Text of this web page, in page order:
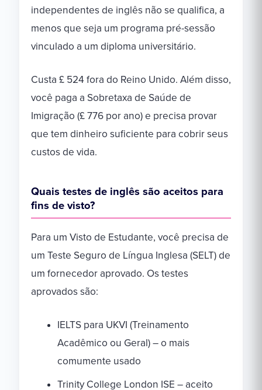
independentes de inglês não se qualifica, a
menos que seja um programa pré-sessão
vinculado a um diploma universitário.
Custa £ 524 fora do Reino Unido. Além disso,
você paga a Sobretaxa de Saúde de
Imigração (£ 776 por ano) e precisa provar
que tem dinheiro suficiente para cobrir seus
custos de vida.
Quais testes de inglês são aceitos para
fins de visto?
Para um Visto de Estudante, você precisa de
um Teste Seguro de Língua Inglesa (SELT) de
um fornecedor aprovado. Os testes
aprovados são:
IELTS para UKVI (Treinamento
Acadêmico ou Geral) – o mais
comumente usado
Trinity College London ISE – aceito